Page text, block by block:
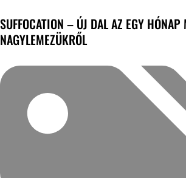
SUFFOCATION – ÚJ DAL AZ EGY HÓNAP
NAGYLEMEZÜKRŐL